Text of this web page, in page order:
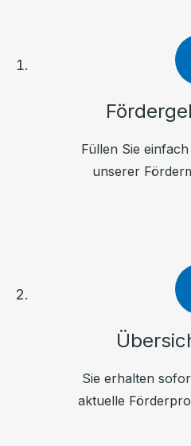
Füllen Sie einfach
unserer
Sie erhalten
aktuelle